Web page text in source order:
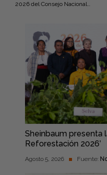
2026 del Consejo Nacional…
Sheinbaum presenta
Reforestación 2026’
Agosto 5, 2026 Fuente: